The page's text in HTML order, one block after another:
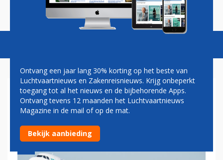
Magazine Podcasts Vacatures
LUFTHANSA SLUIT DEAL MET
AIR ASTANA
Ontvang een jaar lang 30% korting op het beste van
Luchtvaartnieuws en Zakenreisnieuws. Krijg onbeperkt
toegang tot al het nieuws en de bijbehorende Apps.
Ontvang tevens 12 maanden het Luchtvaartnieuws
Magazine in de mail of op de mat.
Bekijk aanbieding